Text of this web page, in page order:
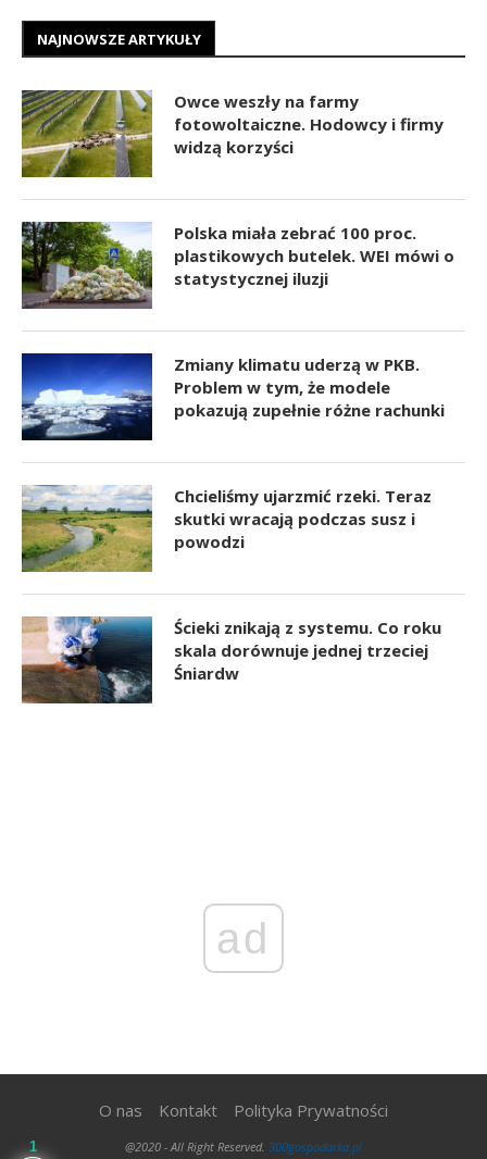
NAJNOWSZE ARTYKUŁY
Owce weszły na farmy
fotowoltaiczne. Hodowcy i firmy
widzą korzyści
Polska miała zebrać 100 proc.
plastikowych butelek. WEI mówi o
statystycznej iluzji
Zmiany klimatu uderzą w PKB.
Problem w tym, że modele
pokazują zupełnie różne rachunki
Chcieliśmy ujarzmić rzeki. Teraz
skutki wracają podczas susz i
powodzi
Ścieki znikają z systemu. Co roku
skala dorównuje jednej trzeciej
Śniardw
ad
O nas Kontakt Polityka Prywatności
@2020 - All Right Reserved. 300gospodarka.pl
1